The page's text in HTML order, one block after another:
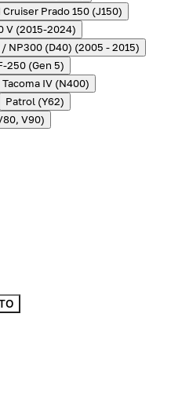
Cruiser Prado 150 (J150)
V (2015-2024)
/ NP300 (D40) (2005 - 2015)
250 (Gen 5)
Tacoma IV (N400)
Patrol (Y62)
V90)